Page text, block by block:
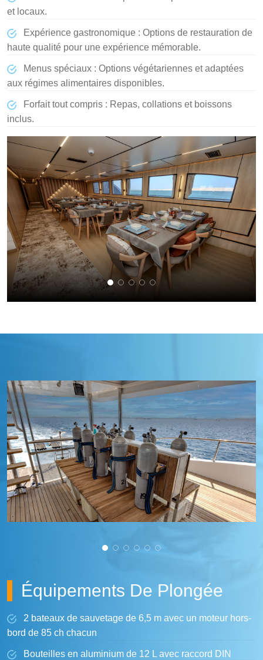
et locaux.
Expérience gastronomique : Options de restauration de
haute qualité pour une expérience mémorable.
Menus spéciaux : Options végétariennes et adaptées
aux régimes alimentaires disponibles.
Forfait tout compris : Repas, collations et boissons
inclus.
Équipements De Plongée
2 bateaux de sauvetage de 6,5 m avec un moteur hors-
bord de 85 ch chacun
Bouteilles en aluminium de 12 L avec raccord DIN